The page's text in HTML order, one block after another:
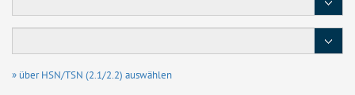
/
» über HSN/TSN (2.1/2.2) auswählen